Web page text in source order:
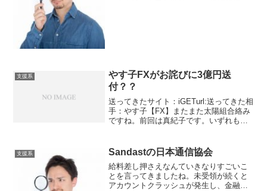
支援系
やす子FXがお詫びに3億円送
付？？
送ってきたサイト：iGETurl:送ってきた相
手：やす子【FX】またまた太陽組合絡み
ですね。前回は真紀子です。いずれも後
60億円。その時は資産家の気まぐれだっ
たみ...
支援系 Sandastの日本通信協会
給料差し押さえなんていきなりすごいこ
とを言ってきましたね。未受領が続くと
アカウントクラッシュが発生し、金融制